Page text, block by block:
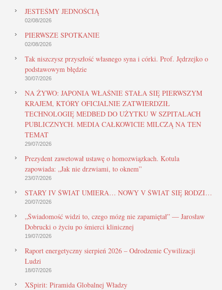
JESTEŚMY JEDNOŚCIĄ
02/08/2026
PIERWSZE SPOTKANIE
02/08/2026
Tak niszczysz przyszłość własnego syna i córki. Prof. Jędrzejko o
podstawowym błędzie
30/07/2026
NA ŻYWO: JAPONIA WŁAŚNIE STAŁA SIĘ PIERWSZYM
KRAJEM, KTÓRY OFICJALNIE ZATWIERDZIŁ
TECHNOLOGIĘ MEDBED DO UŻYTKU W SZPITALACH
PUBLICZNYCH. MEDIA CAŁKOWICIE MILCZĄ NA TEN
TEMAT
29/07/2026
Prezydent zawetował ustawę o homozwiązkach. Kotula
zapowiada: „Jak nie drzwiami, to oknem”
23/07/2026
STARY IV ŚWIAT UMIERA… NOWY V ŚWIAT SIĘ RODZI…
20/07/2026
„Świadomość widzi to, czego mózg nie zapamiętał” — Jarosław
Dobrucki o życiu po śmierci klinicznej
19/07/2026
Raport energetyczny sierpień 2026 – Odrodzenie Cywilizacji
Ludzi
18/07/2026
XSpirit: Piramida Globalnej Władzy